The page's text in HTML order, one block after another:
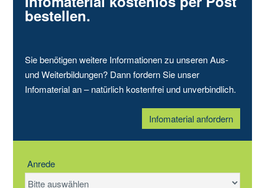
bestellen.
Sie benötigen weitere Informationen zu unseren Aus-
und Weiterbildungen? Dann fordern Sie unser
Infomaterial an – natürlich kostenfrei und unverbindlich.
Infomaterial anfordern
Anrede